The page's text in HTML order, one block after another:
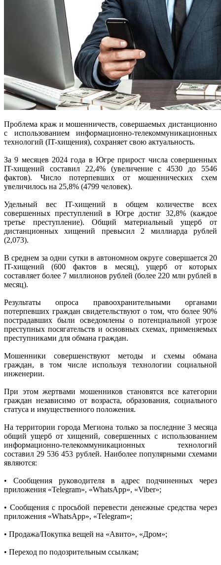
Проблема краж и мошенничеств, совершаемых дистанционно
с использованием информационно-телекоммуникационных
технологий (IT-хищения), сохраняет свою актуальность.
За 9 месяцев 2024 года в Югре прирост числа совершенных
IT-хищений составил 22,4% (увеличение с 4530 до 5546
фактов). Число потерпевших от мошеннических схем
увеличилось на 25,8% (4799 человек).
Удельный вес IT-хищений в общем количестве всех
совершенных преступлений в Югре достиг 32,8% (каждое
третье преступление). Общий материальный ущерб от
дистанционных хищений превысил 2 миллиарда рублей
(2,073).
В среднем за одни сутки в автономном округе совершается 20
IT-хищений (600 фактов в месяц), ущерб от которых
составляет более 7 миллионов рублей (более 220 млн рублей в
месяц).
Результаты опроса правоохранительными органами
потерпевших граждан свидетельствуют о том, что более 90%
пострадавших были осведомлены о потенциальной угрозе
преступных посягательств и основных схемах, применяемых
преступниками для обмана граждан.
Мошенники совершенствуют методы и схемы обмана
граждан, в том числе используя технологии социальной
инженерии.
При этом жертвами мошенников становятся все категории
граждан независимо от возраста, образования, социального
статуса и имущественного положения.
На территории города Мегиона только за последние 3 месяца
общий ущерб от хищений, совершенных с использованием
информационно-телекоммуникационных технологий
составил 29 536 453 рублей. Наиболее популярными схемами
являются:
• Сообщения руководителя в адрес подчиненных через
приложения «Telegram», «WhatsApp», «Viber»;
• Сообщения с просьбой перевести денежные средства через
приложения «WhatsApp», «Telegram»;
• Продажа/Покупка вещей на «Авито», «Дром»;
• Переход по подозрительным ссылкам;